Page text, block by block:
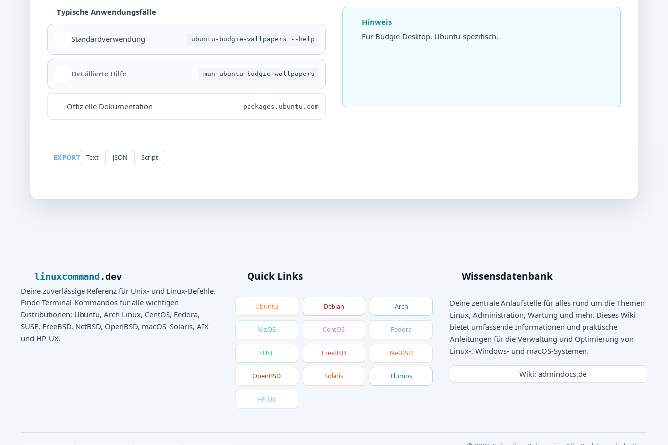
Typische Anwendungsfälle
Standardverwendung ubuntu-budgie-wallpapers --help
Detaillierte Hilfe man ubuntu-budgie-wallpapers
Offizielle Dokumentation packages.ubuntu.com
Hinweis
Für Budgie-Desktop. Ubuntu-spezifisch.
EXPORT Text JSON Script
linuxcommand .dev
Deine zuverlässige Referenz für Unix- und Linux-Befehle.
Finde Terminal-Kommandos für alle wichtigen
Distributionen: Ubuntu, Arch Linux, CentOS, Fedora,
SUSE, FreeBSD, NetBSD, OpenBSD, macOS, Solaris, AIX
und HP-UX.
Quick Links
Ubuntu Debian Arch
NixOS CentOS Fedora
SUSE FreeBSD NetBSD
OpenBSD Solaris Illumos
HP-UX
Wissensdatenbank
Deine zentrale Anlaufstelle für alles rund um die Themen
Linux, Administration, Wartung und mehr. Dieses Wiki
bietet umfassende Informationen und praktische
Anleitungen für die Verwaltung und Optimierung von
Linux-, Windows- und macOS-Systemen.
Wiki: admindocs.de